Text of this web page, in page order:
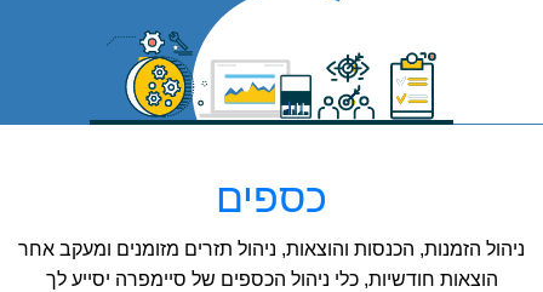
כספים
ניהול הזמנות, הכנסות והוצאות, ניהול תזרים מזומנים ומעקב אחר
הוצאות חודשיות, כלי ניהול הכספים של סיימפרה יסייע לך